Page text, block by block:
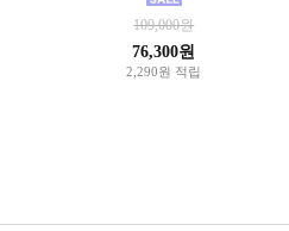
109,000원
76,300원
2,290원 적립